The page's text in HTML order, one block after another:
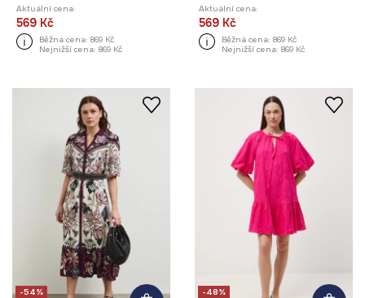
Aktuální cena:
569 Kč
Běžná cena: 869 Kč
Nejnižší cena: 869 Kč
Aktuální cena:
569 Kč
Běžná cena: 869 Kč
Nejnižší cena: 869 Kč
-54%
-48%